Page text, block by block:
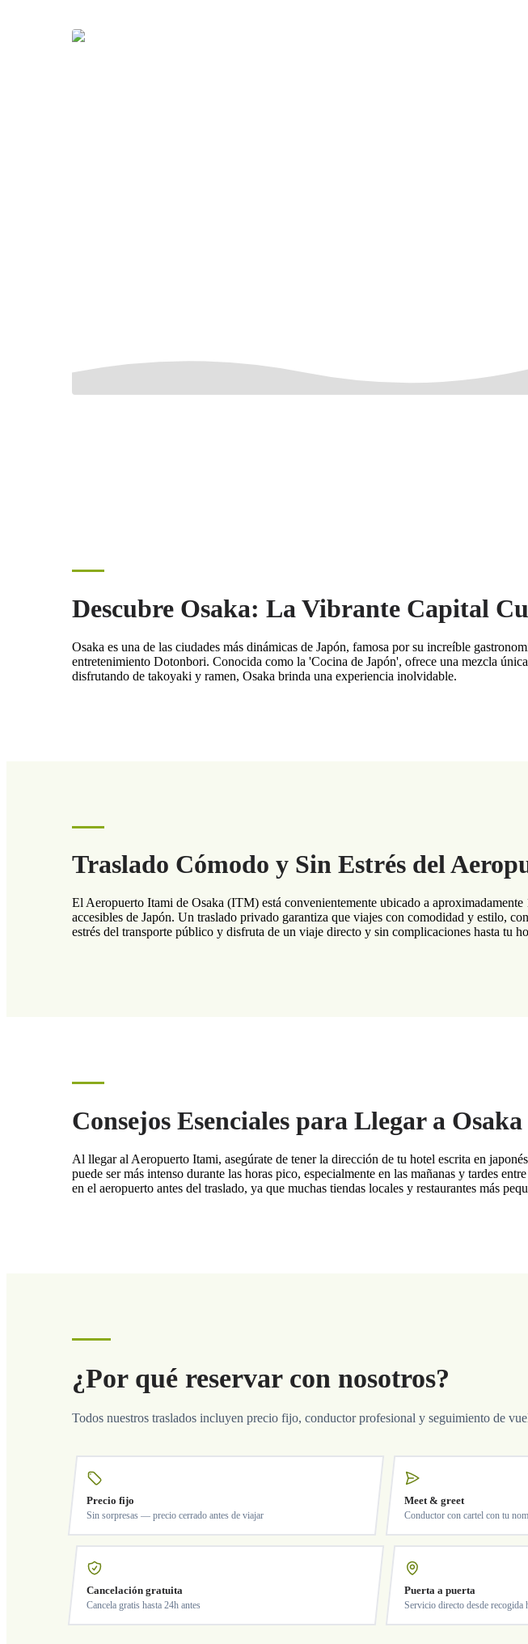
Descubre Osaka: La Vibrante Capital
Osaka es una de las ciudades más dinámicas de Japón, famosa por su increíble
entretenimiento Dotonbori. Conocida como la 'Cocina de Japón', ofrece una mezcla
disfrutando de takoyaki y ramen, Osaka brinda una experiencia inolvidable.
Traslado Cómodo y Sin Estrés del
El Aeropuerto Itami de Osaka (ITM) está convenientemente ubicado a
accesibles de Japón. Un traslado privado garantiza que viajes con comodidad y estilo,
estrés del transporte público y disfruta de un viaje directo y sin complicaciones hasta tu
Consejos Esenciales para Llegar a Osaka
Al llegar al Aeropuerto Itami, asegúrate de tener la dirección de tu hotel escrita en
puede ser más intenso durante las horas pico, especialmente en las mañanas y tardes
en el aeropuerto antes del traslado, ya que muchas tiendas locales y restaurantes más
¿Por qué reservar con nosotros?
Todos nuestros traslados incluyen precio fijo, conductor profesional y seguimiento de
Precio fijo
Sin sorpresas — precio cerrado antes de viajar
Meet & greet
Conductor con cartel con tu
Cancelación gratuita
Cancela gratis hasta 24h antes
Puerta a puerta
Servicio directo desde recogida